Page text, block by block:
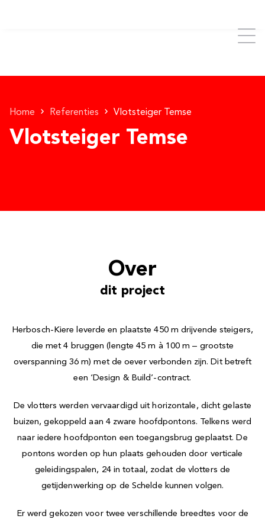
Home Referenties Vlotsteiger Temse
Vlotsteiger Temse
Over
dit project
Herbosch-Kiere leverde en plaatste 450 m drijvende steigers,
die met 4 bruggen (lengte 45 m à 100 m – grootste
overspanning 36 m) met de oever verbonden zijn. Dit betreft
een ‘Design & Build’-contract.
De vlotters werden vervaardigd uit horizontale, dicht gelaste
buizen, gekoppeld aan 4 zware hoofdpontons. Telkens werd
naar iedere hoofdponton een toegangsbrug geplaatst. De
pontons worden op hun plaats gehouden door verticale
geleidingspalen, 24 in totaal, zodat de vlotters de
getijdenwerking op de Schelde kunnen volgen.
Er werd gekozen voor twee verschillende breedtes voor de